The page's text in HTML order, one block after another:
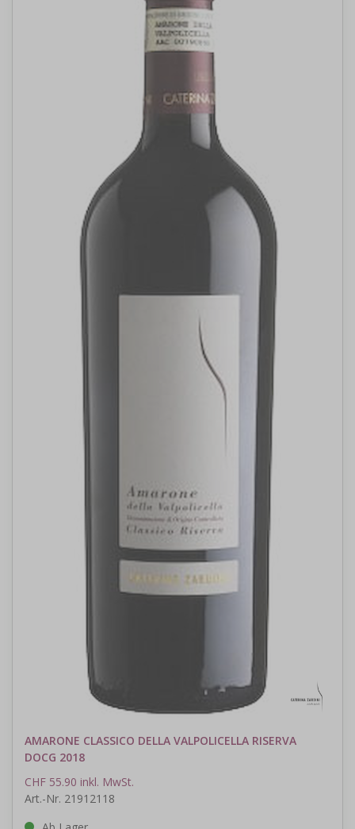
AMARONE CLASSICO DELLA VALPOLICELLA RISERVA
DOCG 2018
CHF 55.90 inkl. MwSt.
Art.-Nr. 21912118